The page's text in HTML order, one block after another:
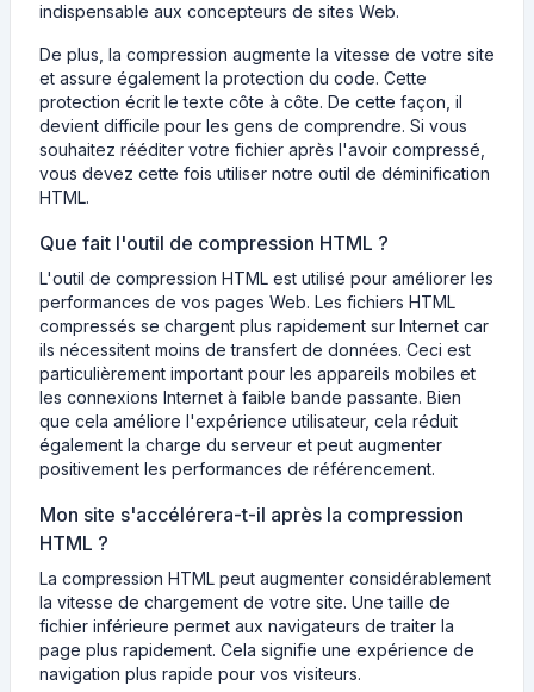
indispensable aux concepteurs de sites Web.
De plus, la compression augmente la vitesse de votre site
et assure également la protection du code. Cette
protection écrit le texte côte à côte. De cette façon, il
devient difficile pour les gens de comprendre. Si vous
souhaitez rééditer votre fichier après l'avoir compressé,
vous devez cette fois utiliser notre outil de déminification
HTML.
Que fait l'outil de compression HTML ?
L'outil de compression HTML est utilisé pour améliorer les
performances de vos pages Web. Les fichiers HTML
compressés se chargent plus rapidement sur Internet car
ils nécessitent moins de transfert de données. Ceci est
particulièrement important pour les appareils mobiles et
les connexions Internet à faible bande passante. Bien
que cela améliore l'expérience utilisateur, cela réduit
également la charge du serveur et peut augmenter
positivement les performances de référencement.
Mon site s'accélérera-t-il après la compression
HTML ?
La compression HTML peut augmenter considérablement
la vitesse de chargement de votre site. Une taille de
fichier inférieure permet aux navigateurs de traiter la
page plus rapidement. Cela signifie une expérience de
navigation plus rapide pour vos visiteurs.